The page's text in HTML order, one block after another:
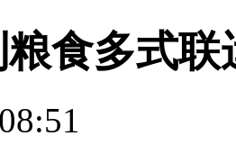
食多式